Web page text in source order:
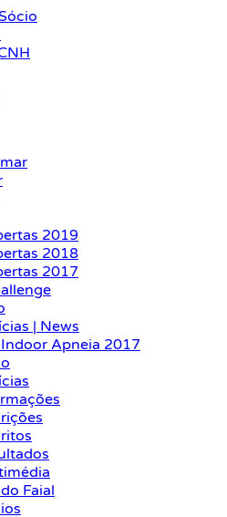
2019
2018
2017
| News
Apneia 2017
Faial